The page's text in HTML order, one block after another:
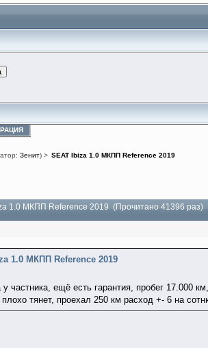
Зенит) > SEAT Ibiza 1.0 МКПП Reference 2019
1.0 МКПП Reference 2019 (Прочитано 41396 раз)
1.0 МКПП Reference 2019
у частника, ещё есть гарантия, пробег
тянет, проехал 250 км расход +- 6 на